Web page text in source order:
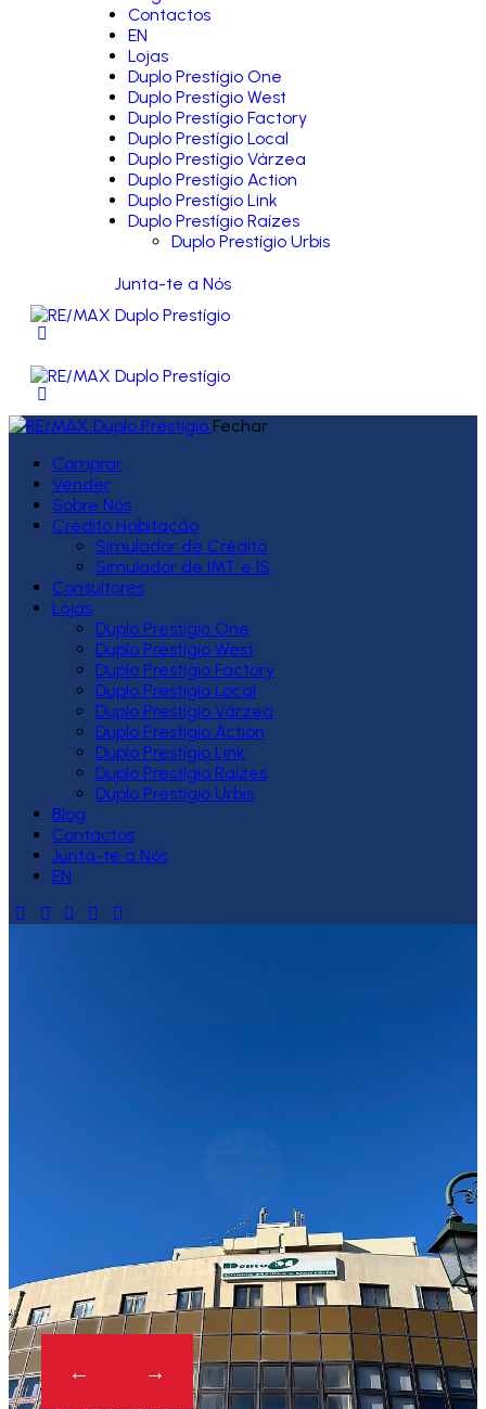
Contactos
EN
Lojas
Duplo Prestígio One
Duplo Prestígio West
Duplo Prestígio Factory
Duplo Prestígio Local
Duplo Prestígio Várzea
Duplo Prestígio Action
Duplo Prestígio Link
Duplo Prestígio Raízes
Duplo Prestígio Urbis
Junta-te a Nós
Fechar
Comprar
Vender
Sobre Nós
Crédito Habitação
Simulador de Crédito
Simulador de IMT e IS
Consultores
Lojas
Duplo Prestígio One
Duplo Prestígio West
Duplo Prestígio Factory
Duplo Prestígio Local
Duplo Prestígio Várzea
Duplo Prestígio Action
Duplo Prestígio Link
Duplo Prestígio Raízes
Duplo Prestígio Urbis
Blog
Contactos
Junta-te a Nós
EN